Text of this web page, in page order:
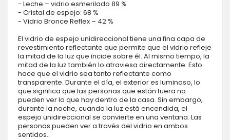
- Leche – vidrio esmerilado 89 %
- Cristal de espejo: 68 %
- Vidrio Bronce Reflex – 42 %
El vidrio de espejo unidireccional tiene una fina capa de
revestimiento reflectante que permite que el vidrio refleje
la mitad de la luz que incide sobre él. Al mismo tiempo, la
mitad de la luz también lo atraviesa directamente. Esto
hace que el vidrio sea tanto reflectante como
transparente. Durante el día, el exterior es luminoso, lo
que significa que las personas que están fuera no
pueden ver lo que hay dentro de la casa. Sin embargo,
durante la noche, cuando la luz está encendida, el
espejo unidireccional se convierte en una ventana. Las
personas pueden ver a través del vidrio en ambos
sentidos..